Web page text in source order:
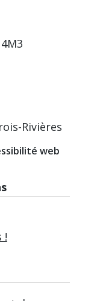
Rivières
web
!